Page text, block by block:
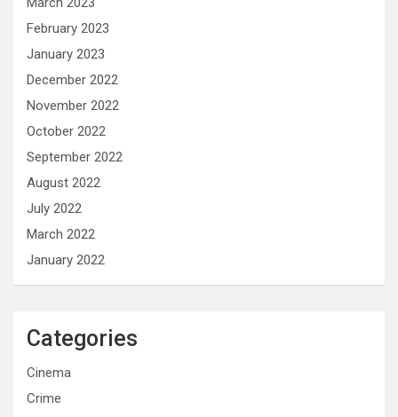
February 2023
January 2023
December 2022
November 2022
October 2022
September 2022
August 2022
July 2022
March 2022
January 2022
Categories
Cinema
Crime